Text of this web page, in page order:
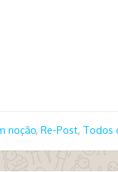
noção, Re-Post, Todos